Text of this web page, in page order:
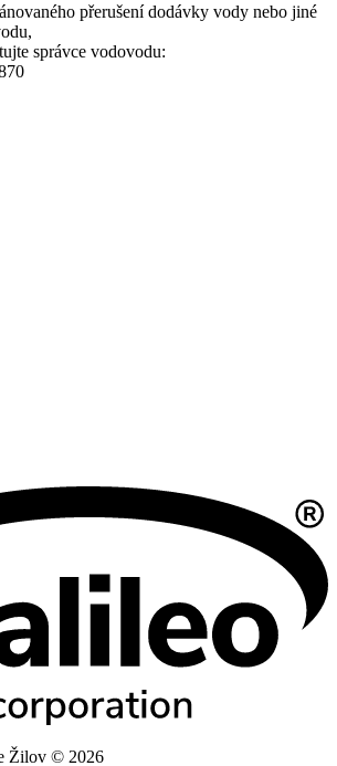
přerušení dodávky vody nebo jiné
správce vodovodu:
Žilov © 2026